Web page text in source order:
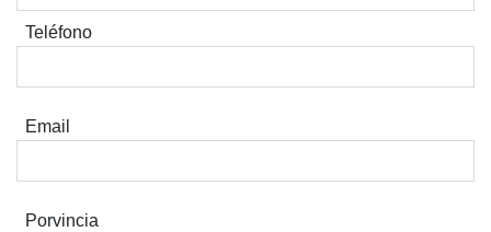
Teléfono
Email
Porvincia